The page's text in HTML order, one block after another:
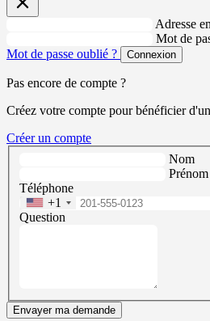
Adresse
Mot de
Mot de passe oublié ?
Connexion
Pas encore de compte ?
Créez votre compte pour bénéficier
Créer un compte
Nom
Prénom
Téléphone
+1
Question
Envayer ma demande